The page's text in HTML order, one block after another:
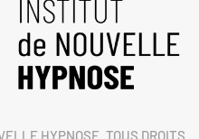
HYPNOSE. TOUS DROITS